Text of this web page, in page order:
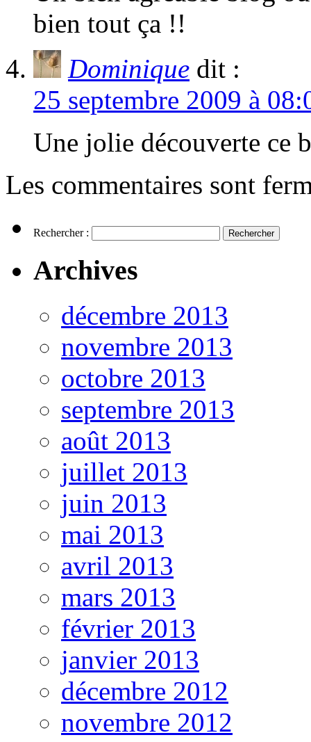
bien tout ça !!
Dominique dit :
25 septembre 2009 à
Une jolie découverte ce
Les commentaires sont
Rechercher :
Archives
décembre 2013
novembre 2013
octobre 2013
septembre 2013
août 2013
juillet 2013
juin 2013
mai 2013
avril 2013
mars 2013
février 2013
janvier 2013
décembre 2012
novembre 2012